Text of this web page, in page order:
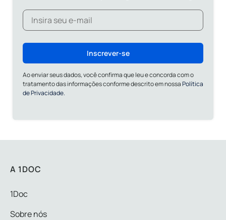
Inscrever-se
Ao enviar seus dados, você confirma que leu e concorda com o
tratamento das informações conforme descrito em nossaPolítica
de Privacidade.
A 1DOC
1Doc
Sobre nós